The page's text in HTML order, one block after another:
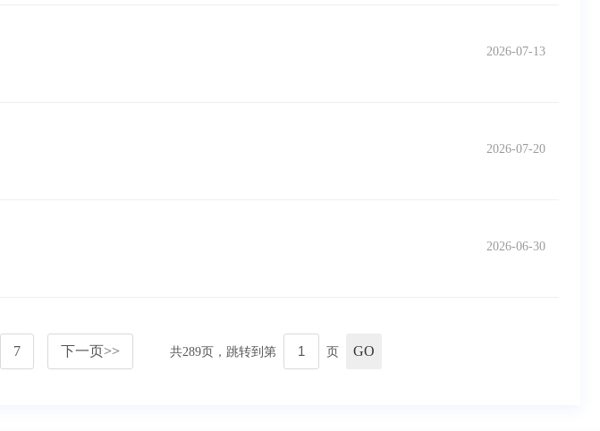
2026-07-13
2026-07-20
2026-06-30
7 下一页>> 共289页，跳转到第 页 GO